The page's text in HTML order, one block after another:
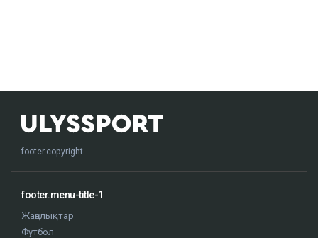
footer.copyright
footer.menu-title-1
Жаңалықтар
Футбол